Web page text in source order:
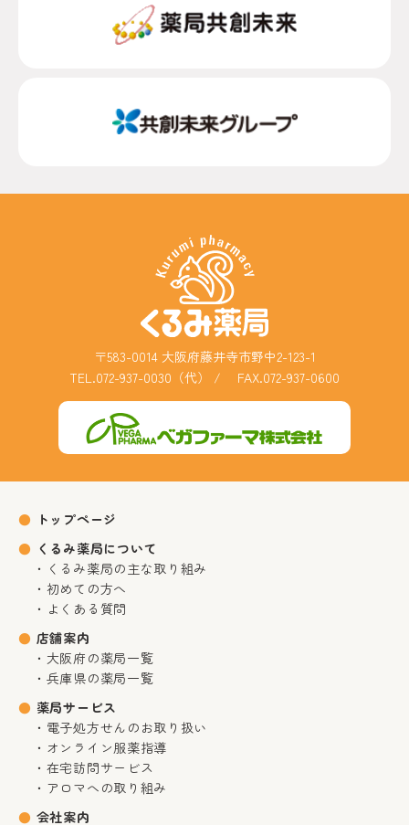
〒583-0014 大阪府藤井寺市野中2-123-1
TEL.072-937-0030（代）
/ FAX.072-937-0600
トップページ
くるみ薬局について
くるみ薬局の主な取り組み
初めての方へ
よくある質問
店舗案内
大阪府の薬局一覧
兵庫県の薬局一覧
薬局サービス
電子処方せんのお取り扱い
オンライン服薬指導
在宅訪問サービス
アロマへの取り組み
会社案内